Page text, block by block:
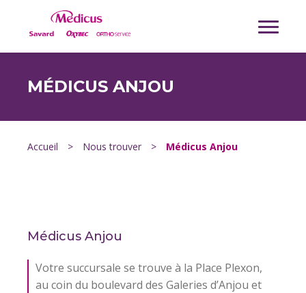
MÉDICUS ANJOU
Accueil > Nous trouver > Médicus Anjou
Médicus Anjou
Votre succursale se trouve à la Place Plexon,
au coin du boulevard des Galeries d’Anjou et